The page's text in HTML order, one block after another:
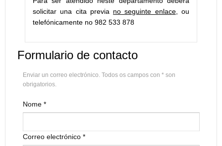
solicitar una cita previa no seguinte enlace, ou
telefónicamente no 982 533 878
Formulario de contacto
Enviar un correo electrónico. Todos os campos con * son
obrigatorios.
Nome*
Correo electrónico*